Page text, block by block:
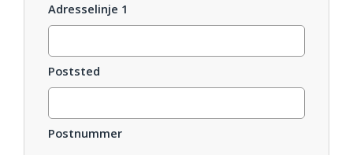
Adresselinje 1
Poststed
Postnummer